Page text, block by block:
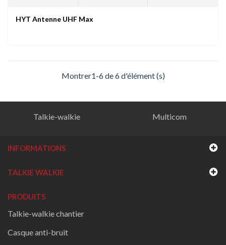
HYT Antenne UHF Max
Montrer1-6 de 6 d'élément (s)
Talkie-walkie Multicom
INFORMATIONS
TALKIE WALKIE
PRODUITS
Talkie-walkie chantier
Casque anti-bruit